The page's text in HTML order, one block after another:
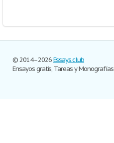
© 2014–2026Essays.club
Ensayos gratis, Tareas y Monografías